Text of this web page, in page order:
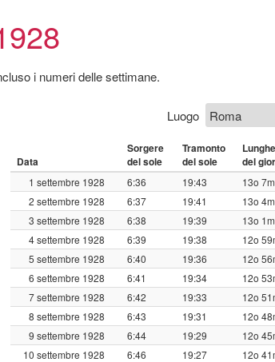
i numeri delle settimane.
Luogo
Data
Sorgere
del sole
Tramonto
del sole
del
1 settembre 1928 6:36 19:43
13o 7m
2 settembre 1928
6:37 19:41
13o 4m
3 settembre 1928
6:38 19:39
13o 1m
4 settembre 1928
6:39 19:38
12o
5 settembre 1928
6:40 19:36
12o
6 settembre 1928
6:41 19:34
12o
7 settembre 1928
6:42 19:33
12o
8 settembre 1928
6:43 19:31
12o
9 settembre 1928
6:44 19:29
12o
10 settembre 1928
6:46 19:27
12o